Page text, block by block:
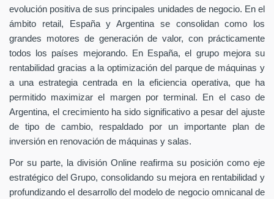
evolución positiva de sus principales unidades de negocio. En el
ámbito retail, España y Argentina se consolidan como los
grandes motores de generación de valor, con prácticamente
todos los países mejorando. En España, el grupo mejora su
rentabilidad gracias a la optimización del parque de máquinas y
a una estrategia centrada en la eficiencia operativa, que ha
permitido maximizar el margen por terminal. En el caso de
Argentina, el crecimiento ha sido significativo a pesar del ajuste
de tipo de cambio, respaldado por un importante plan de
inversión en renovación de máquinas y salas.
Por su parte, la división Online reafirma su posición como eje
estratégico del Grupo, consolidando su mejora en rentabilidad y
profundizando el desarrollo del modelo de negocio omnicanal de